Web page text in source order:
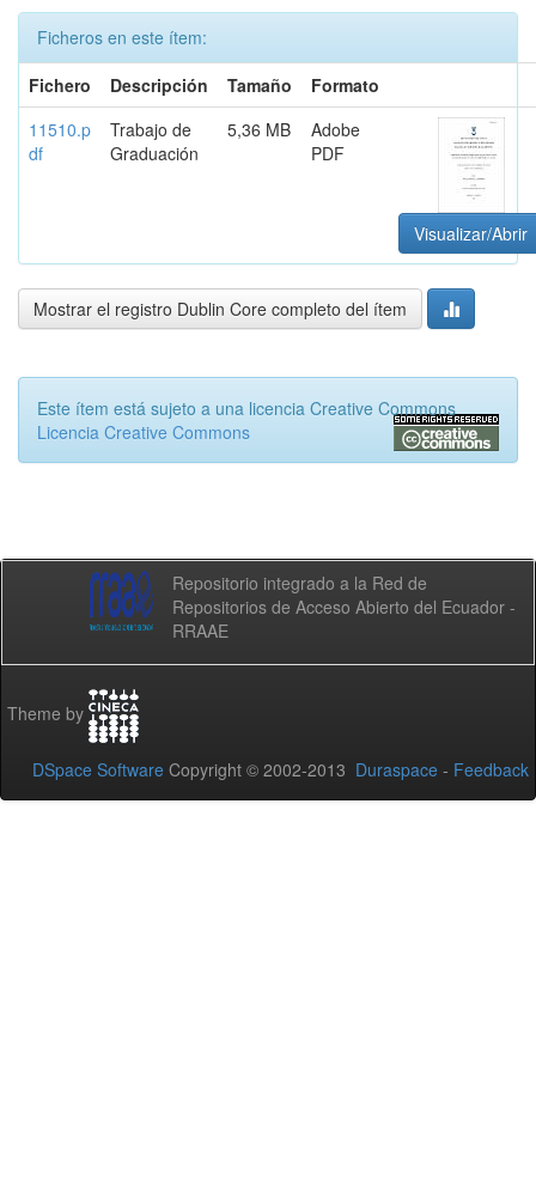
Ficheros en este ítem:
Fichero
Descripción Tamaño
Formato
11510.p
df
Trabajo de
Graduación
5,36 MB
Adobe
PDF
Visualizar/Abrir
Mostrar el registro Dublin Core completo del ítem
Este ítem está sujeto a una licencia Creative Commons
Licencia Creative Commons
Repositorio integrado a la Red de
Repositorios de Acceso Abierto del Ecuador -
RRAAE
Theme by
DSpace Software Copyright © 2002-2013 Duraspace - Feedback